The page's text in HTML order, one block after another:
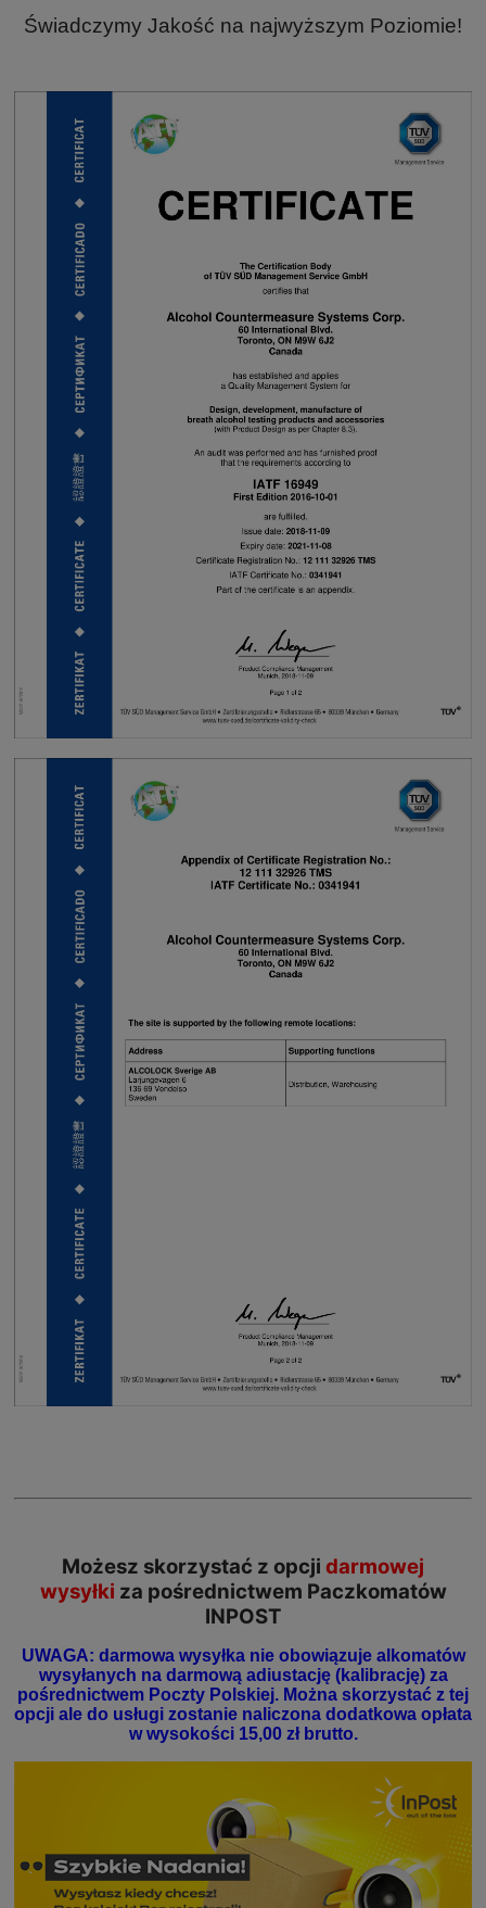
Świadczymy Jakość na najwyższym Poziomie!
Możesz skorzystać z opcji darmowej
wysyłki za pośrednictwem Paczkomatów
INPOST
UWAGA: darmowa wysyłka nie obowiązuje alkomatów
wysyłanych na darmową adiustację (kalibrację) za
pośrednictwem Poczty Polskiej. Można skorzystać z tej
opcji ale do usługi zostanie naliczona dodatkowa opłata
w wysokości 15,00 zł brutto.